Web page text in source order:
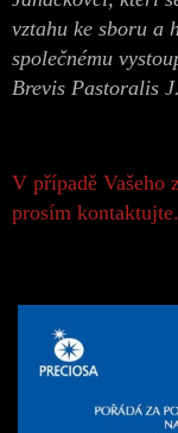
vztahu ke sboru a
společnému
Brevis Pastoralis
V případě Vašeho
prosím kontaktujte.